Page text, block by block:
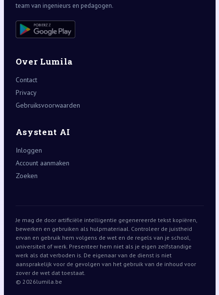
team van ingenieurs en pedagogen.
Over Lumila
Contact
Privacy
Gebruiksvoorwaarden
Asystent AI
Inloggen
Account aanmaken
Zoeken
Je mag de door artificiële intelligentie gegenereerde tekst kopiëren,
bewerken en gebruiken als hulpmateriaal. Controleer de juistheid
ervan en gebruik hem volgens de wet en de regels van je school,
universiteit of werk. Presenteer hem niet als je eigen zelfstandige
werk als dat verboden is. De eigenaar van de dienst is niet
aansprakelijk voor de gevolgen van het gebruik van de inhoud voor
zover de wet dat toestaat.
© 2026lumila.be